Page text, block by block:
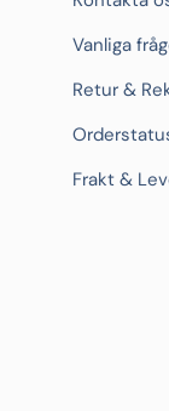
Vanliga
Retur &
Frakt &